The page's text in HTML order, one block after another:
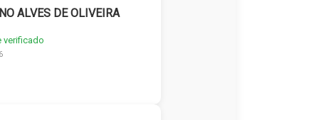
ALVES DE OLIVEIRA
verificado